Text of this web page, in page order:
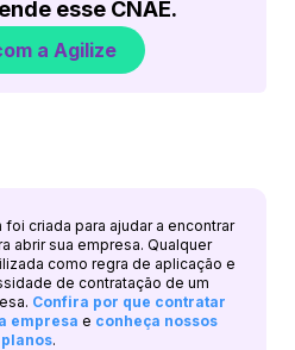
esse CNAE.
a Agilize
foi criada para ajudar a encontrar
abrir sua empresa. Qualquer
como regra de aplicação e
de contratação de um
Confira por que contratar
empresa e conheça nossos
planos.